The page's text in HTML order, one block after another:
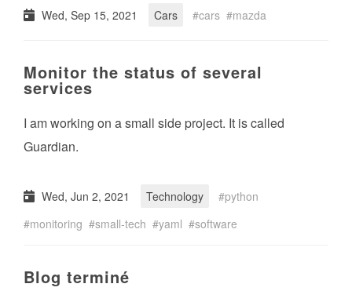
Wed, Sep 15, 2021 Cars cars mazda
Monitor the status of several
services
I am working on a small side project. It is called
Guardian.
Wed, Jun 2, 2021 Technology
python
monitoring
small-tech yaml software
Blog terminé